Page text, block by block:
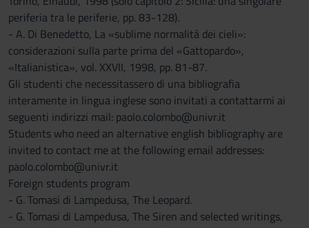
periferia tra le periferie, pp. 83-128).
- A. Di Benedetto, La «sublime normalità dei cieli»:
considerazioni sulla parte prima del «Gattopardo»,
«Italianistica», vol. XXVII, 1998, pp. 81-87.
Gli studenti che necessitassero di una bibliografia
interamente in lingua inglese sono invitati a contattarmi ai
seguenti indirizzi mail: paolo.colombo@univr.it
Students who need an alternative english bibliography are
invited to contact me at the following email addresses:
paolo.colombo@univr.it
Foreign students program
- G. Tomasi di Lampedusa, The Leopard.
- G. Tomasi di Lampedusa, The Siren and selected writings,